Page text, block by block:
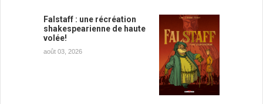
Falstaff : une récréation
shakespearienne de haute
volée!
août 03, 2026